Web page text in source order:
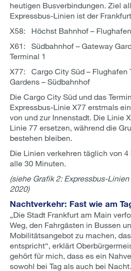
heutigen Busverbindungen. Ziel
Expressbus-Linien ist der
X58: Höchst Bahnhof – Flughafen
X61: Südbahnhof – Gateway
Terminal 1
X77: Cargo City Süd – Flughafen
Gardens – Südbahnhof
Die Cargo City Süd und das
Expressbus-Linie X77 erstmals
von und zur Innenstadt. Die Linie
Linie 77 ersetzen, während die
bestehen bleiben.
Die Linien verkehren täglich von
alle 30 Minuten.
(siehe Grafik 2: Expressbus-
2020)
Nachtverkehr: Fast wie am
„Die Stadt Frankfurt am Main
Weg, den Fahrgästen in Bussen
Mobilitätsangebot zu machen,
entspricht“, erklärt
gehört für mich, dass es ein
sowohl bei Tag als auch bei